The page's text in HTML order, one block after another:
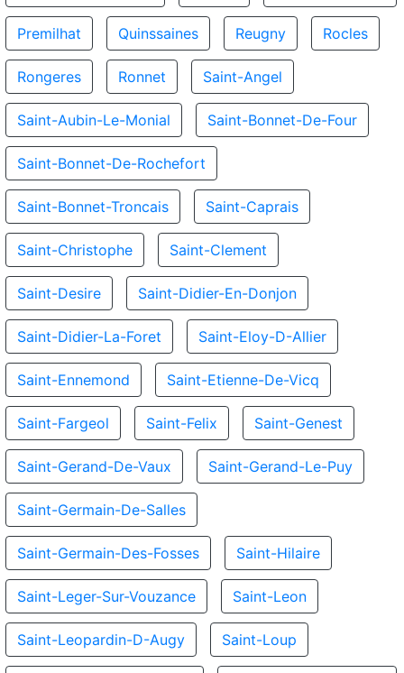
Premilhat Quinssaines Reugny Rocles
Rongeres Ronnet Saint-Angel
Saint-Aubin-Le-Monial Saint-Bonnet-De-Four
Saint-Bonnet-De-Rochefort
Saint-Bonnet-Troncais Saint-Caprais
Saint-Christophe Saint-Clement
Saint-Desire Saint-Didier-En-Donjon
Saint-Didier-La-Foret Saint-Eloy-D-Allier
Saint-Ennemond Saint-Etienne-De-Vicq
Saint-Fargeol Saint-Felix Saint-Genest
Saint-Gerand-De-Vaux Saint-Gerand-Le-Puy
Saint-Germain-De-Salles
Saint-Germain-Des-Fosses Saint-Hilaire
Saint-Leger-Sur-Vouzance Saint-Leon
Saint-Leopardin-D-Augy Saint-Loup